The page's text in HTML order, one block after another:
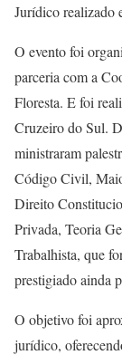
Jurídico realizado
O evento foi
parceria com a
Floresta. E foi
Cruzeiro do Sul.
ministraram
Código Civil,
Direito
Privada, Teoria
Trabalhista, que
prestigiado ainda
O objetivo foi
jurídico,